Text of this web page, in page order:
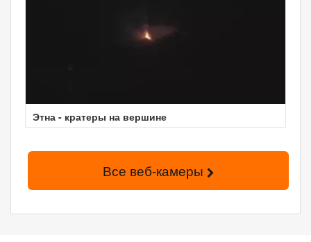
Этна - кратеры на вершине
Все веб-камеры